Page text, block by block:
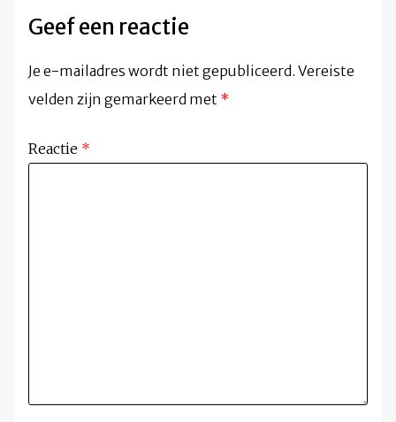
Geef een reactie
Je e-mailadres wordt niet gepubliceerd. Vereiste
velden zijn gemarkeerd met *
Reactie *